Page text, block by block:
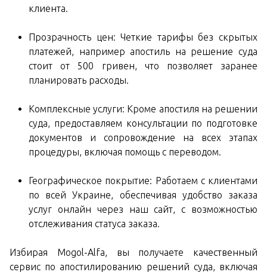
клиента.
Прозрачность цен: Четкие тарифы без скрытых
платежей, например апостиль на решение суда
стоит от 500 гривен, что позволяет заранее
планировать расходы.
Комплексные услуги: Кроме апостиля на решении
суда, предоставляем консультации по подготовке
документов и сопровождение на всех этапах
процедуры, включая помощь с переводом.
Географическое покрытие: Работаем с клиентами
по всей Украине, обеспечивая удобство заказа
услуг онлайн через наш сайт, с возможностью
отслеживания статуса заказа.
Избирая Mogol-Alfa, вы получаете качественный
сервис по апостилированию решений суда, включая